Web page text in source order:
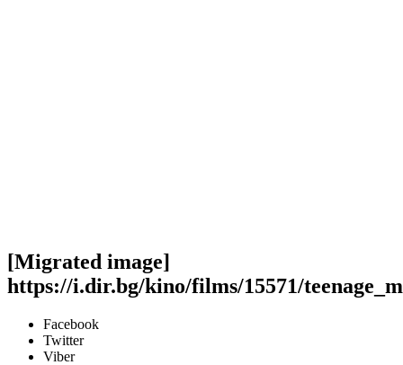
[Migrated image]
https://i.dir.bg/kino/films/15571/
Facebook
Twitter
Viber